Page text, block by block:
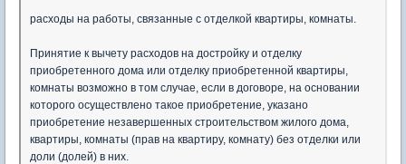
расходы на работы, связанные с отделкой квартиры, комнаты.
Принятие к вычету расходов на достройку и отделку
приобретенного дома или отделку приобретенной квартиры,
комнаты возможно в том случае, если в договоре, на основании
которого осуществлено такое приобретение, указано
приобретение незавершенных строительством жилого дома,
квартиры, комнаты (прав на квартиру, комнату) без отделки или
доли (долей) в них.